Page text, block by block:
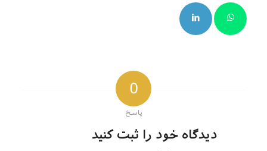
0
پاسخ
دیدگاه خود را ثبت کنید